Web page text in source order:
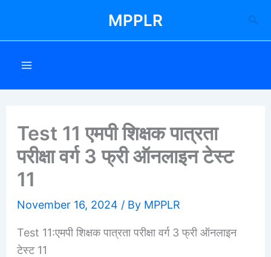
content
MPPLR
Test 11 एमपी शिक्षक पात्रता
परीक्षा वर्ग 3 फ्री ऑनलाइन टेस्ट
11
November 16, 2024 / By MPPLR
Test 11:एमपी शिक्षक पात्रता परीक्षा वर्ग 3 फ्री ऑनलाइन
टेस्ट 11